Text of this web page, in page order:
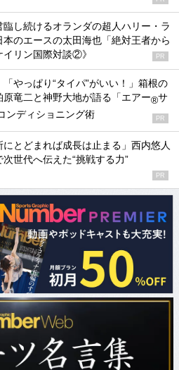
し続けるオランダの超人ハリー・ラ
本のエースの太田海也「絶対王者から
リン国際対談②》
PR
「やっぱり“タイパ”がいい！」箱根の
原竜二と神野大地が語る「エアー®サ
ンディショニング術 PR
にとどまれば成長は止まる」西内悠人
世代へ伝えた“挑戦する力”
PR